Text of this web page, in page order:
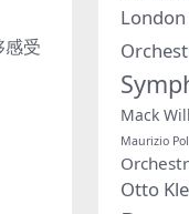
受
Mack
Maurizio
Otto